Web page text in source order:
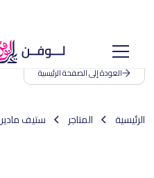
العودة إلى الصفحة الرئيسية
الرئيسية المتاجر ستيف مادين